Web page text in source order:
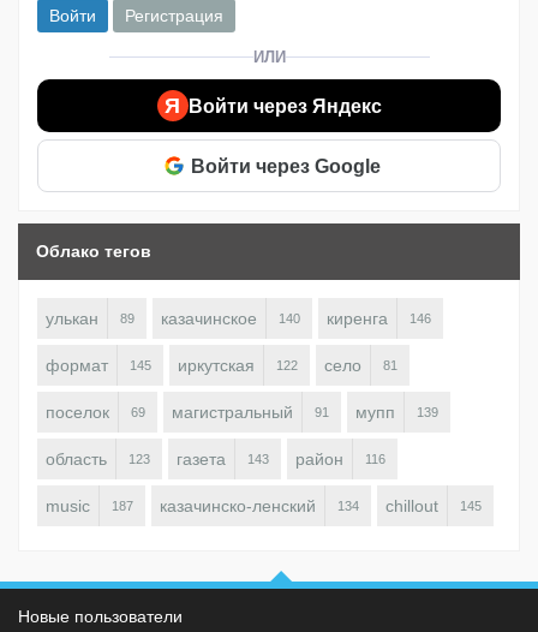
Войти Регистрация
ИЛИ
Я Войти через Яндекс
Войти через Google
Облако тегов
улькан 89 казачинское 140 киренга 146
формат 145 иркутская 122 село 81
поселок 69 магистральный 91 мупп 139
область 123 газета 143 район 116
music 187 казачинско-ленский 134 chillout 145
Новые пользователи